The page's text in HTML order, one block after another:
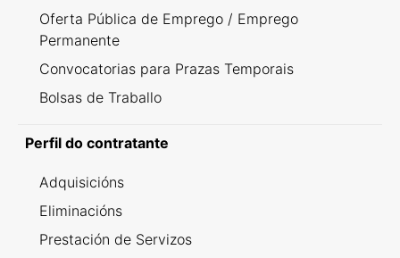
Oferta Pública de Emprego / Emprego
Permanente
Convocatorias para Prazas Temporais
Bolsas de Traballo
Perfil do contratante
Adquisicións
Eliminacións
Prestación de Servizos